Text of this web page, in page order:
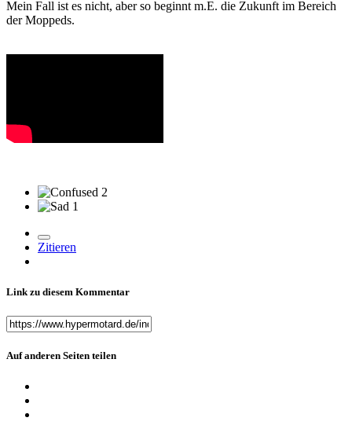
Mein Fall ist es nicht, aber so beginnt m.E. die Zukunft im Bereich
der Moppeds.
2
1
Zitieren
Link zu diesem Kommentar
Auf anderen Seiten teilen